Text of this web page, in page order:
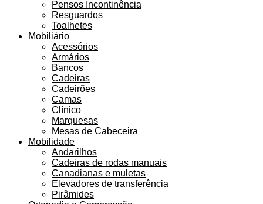
Pensos Incontinência
Resguardos
Toalhetes
Mobiliário
Acessórios
Armários
Bancos
Cadeiras
Cadeirões
Camas
Clínico
Marquesas
Mesas de Cabeceira
Mobilidade
Andarilhos
Cadeiras de rodas manuais
Canadianas e muletas
Elevadores de transferência
Pirâmides